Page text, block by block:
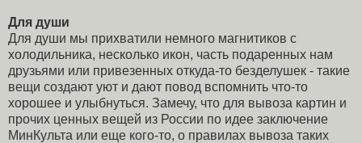
Для души
Для души мы прихватили немного магнитиков с
холодильника, несколько икон, часть подаренных нам
друзьями или привезенных откуда-то безделушек - такие
вещи создают уют и дают повод вспомнить что-то
хорошее и улыбнуться. Замечу, что для вывоза картин и
прочих ценных вещей из России по идее заключение
МинКульта или еще кого-то, о правилах вывоза таких